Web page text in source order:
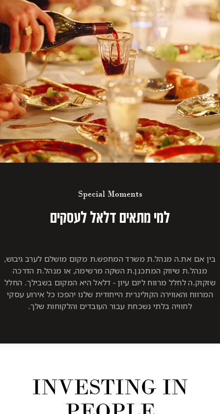
Special Moments
למי מתאים דלאל לעסקים
מנהל.ת משרד המחפש.ת מקום מושלם לערב גיבוש,
שיווק המתכנן.ת השקה מרשימה, או מנהל.ת הדרכה
מרווח ליום עיון - דלאל היא המקום בשבילך. החלל
הקולינרית הייחודית שלנו יהפכו כל אירוע עסקי
בלתי נשכחת עבור העובדים והלקוחות שלך.
INVESTING